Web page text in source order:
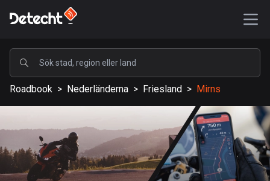
POPULÄRA
USA
587295 rutter
Sverige
203315 rutter
Storbritannien
Roadbook > Nederländerna > Friesland > Mirns